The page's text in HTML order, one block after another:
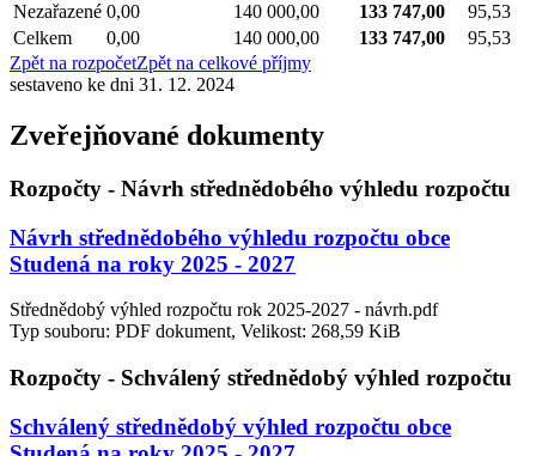
Nezařazené 0,00 140 000,00 133 747,00
95,53
Celkem
0,00 140 000,00 133 747,00
95,53
Zpět na rozpočetZpět na celkové příjmy
sestaveno ke dni 31. 12. 2024
Zveřejňované dokumenty
Rozpočty - Návrh střednědobého výhledu rozpočtu
Návrh střednědobého výhledu rozpočtu obce
Studená na roky 2025 - 2027
Střednědobý výhled rozpočtu rok 2025-2027 - návrh.pdf
Typ souboru: PDF dokument, Velikost: 268,59 KiB
Rozpočty - Schválený střednědobý výhled rozpočtu
Schválený střednědobý výhled rozpočtu obce